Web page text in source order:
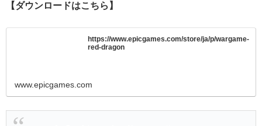
【ダウンロードはこちら】
https://www.epicgames.com/store/ja/p/wargame-
red-dragon
www.epicgames.com